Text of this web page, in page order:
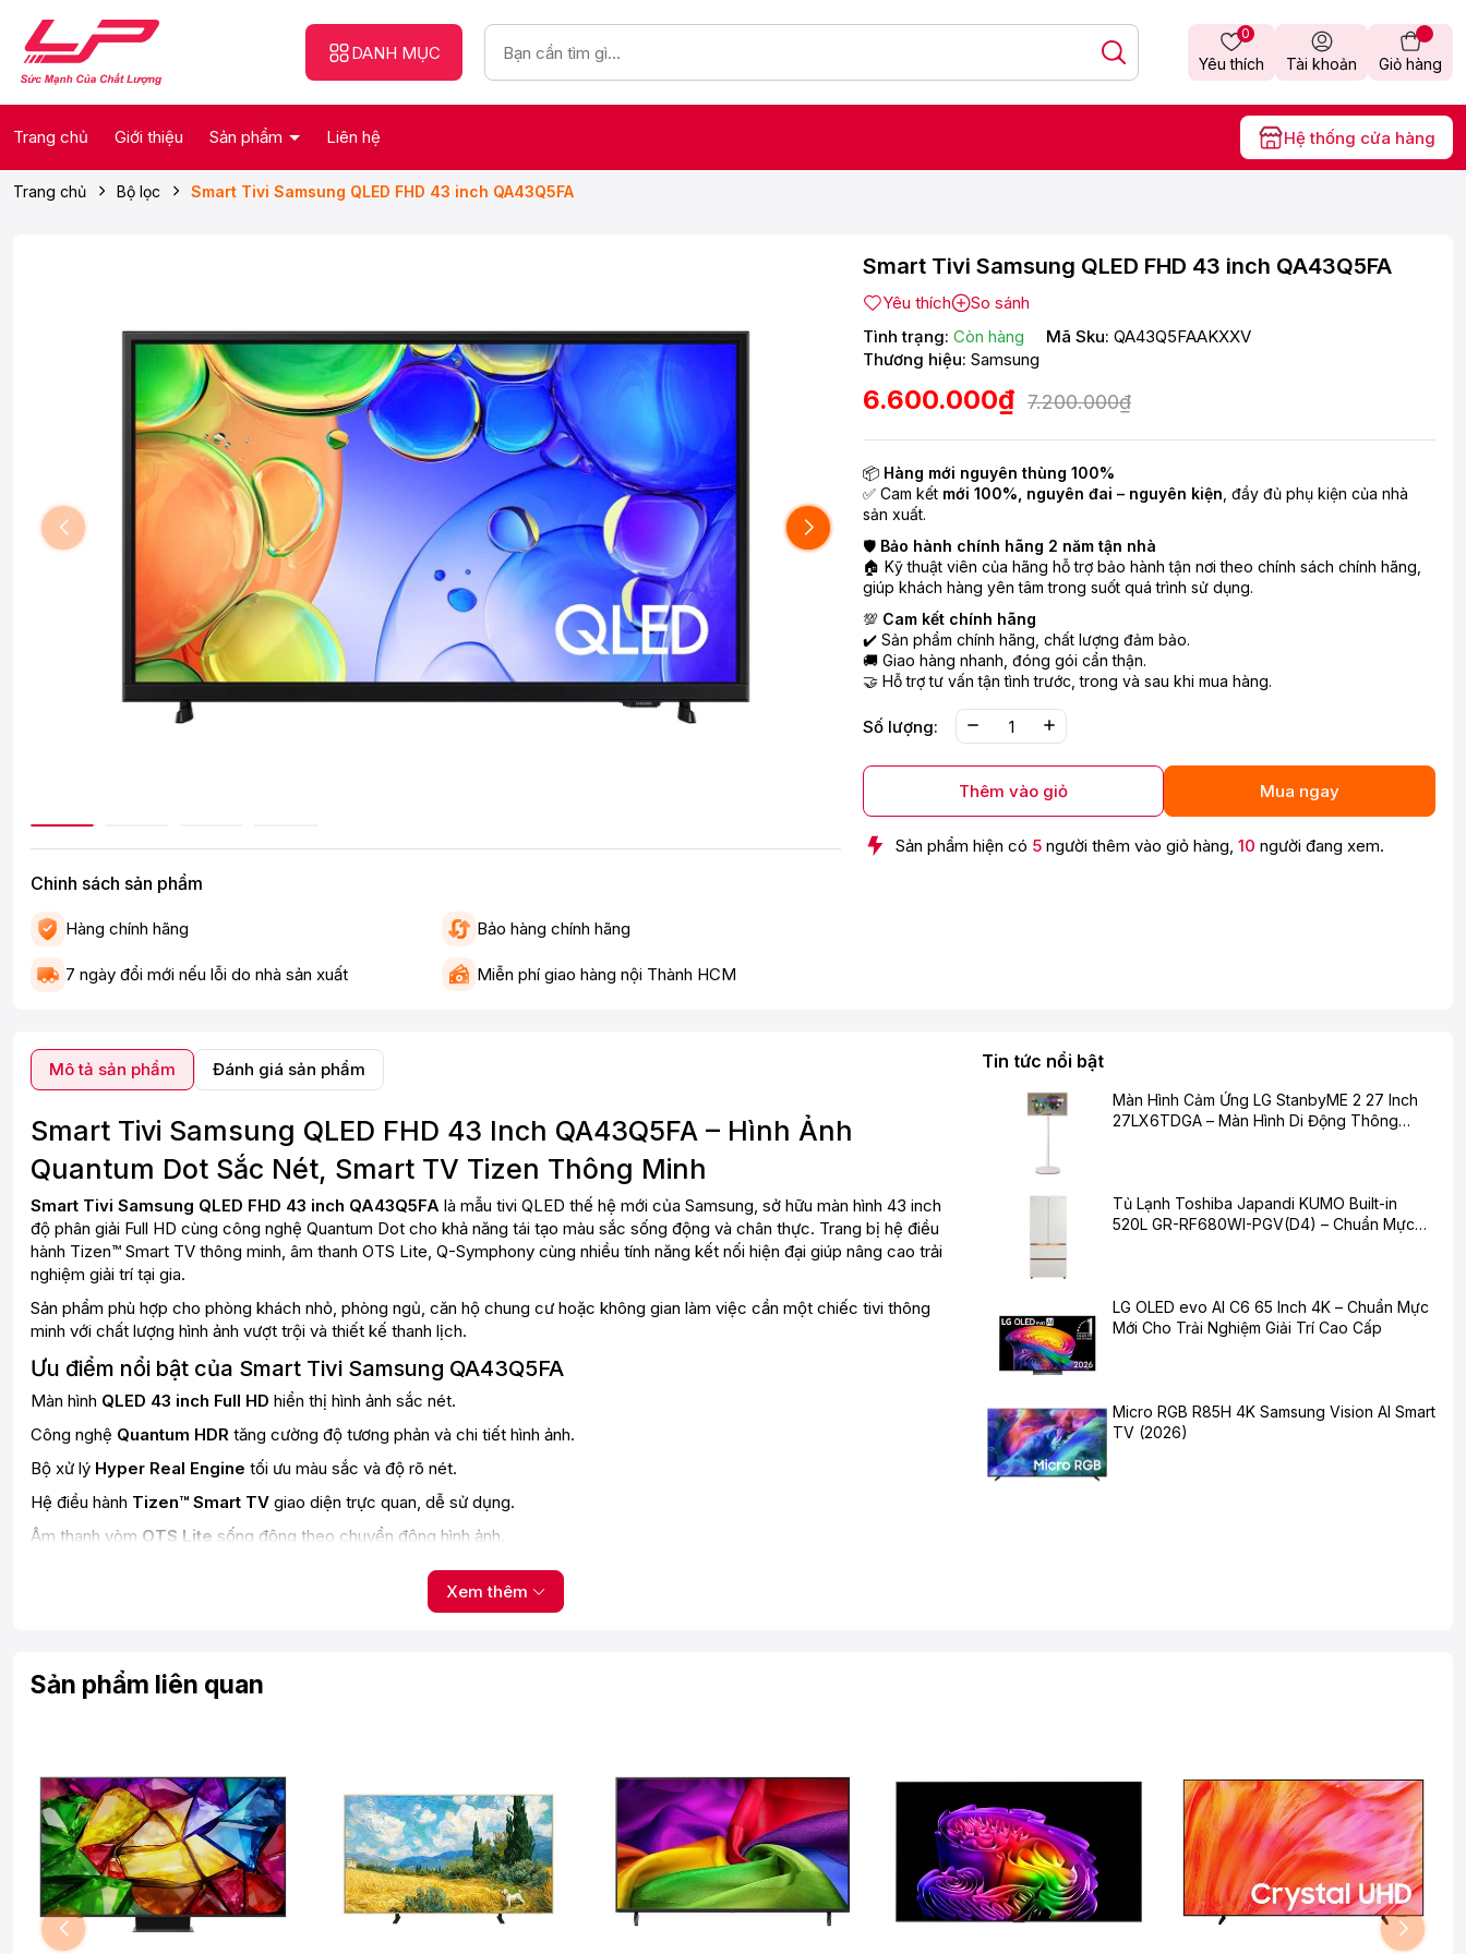
DANH MỤC
Yêu thích
0
Tài khoản Giỏ hàng
Trang chủ Giới thiệu Sản phẩm Liên hệ Hệ thống cửa hàng
Trang chủ Bộ lọc Smart Tivi Samsung QLED FHD 43 inch QA43Q5FA
Chinh sách sản phẩm
Hàng chính hãng Bảo hàng chính hãng
7 ngày đổi mới nếu lỗi do nhà sản xuất Miễn phí giao hàng nội Thành HCM
Smart Tivi Samsung QLED FHD 43 inch QA43Q5FA
Yêu thích
So sánh
Tình trạng: Còn hàng Mã Sku: QA43Q5FAAKXXV
Thương hiệu: Samsung
6.600.000₫ 7.200.000₫
📦 Hàng mới nguyên thùng 100%
✅ Cam kết mới 100%, nguyên đai – nguyên kiện , đầy đủ phụ kiện của nhà
sản xuất.
🛡️ Bảo hành chính hãng 2 năm tận nhà
🏠 Kỹ thuật viên của hãng hỗ trợ bảo hành tận nơi theo chính sách chính hãng,
giúp khách hàng yên tâm trong suốt quá trình sử dụng.
💯 Cam kết chính hãng
✔️ Sản phẩm chính hãng, chất lượng đảm bảo.
🚚 Giao hàng nhanh, đóng gói cẩn thận.
🤝 Hỗ trợ tư vấn tận tình trước, trong và sau khi mua hàng.
Số lượng:
Thêm vào giỏ Mua ngay
Sản phẩm hiện có 5 người thêm vào giỏ hàng, 10 người đang xem.
Mô tả sản phẩm Đánh giá sản phẩm
Smart Tivi Samsung QLED FHD 43 Inch QA43Q5FA – Hình Ảnh
Quantum Dot Sắc Nét, Smart TV Tizen Thông Minh
Smart Tivi Samsung QLED FHD 43 inch QA43Q5FA là mẫu tivi QLED thế hệ mới của Samsung, sở hữu màn hình 43 inch
độ phân giải Full HD cùng công nghệ Quantum Dot cho khả năng tái tạo màu sắc sống động và chân thực. Trang bị hệ điều
hành Tizen™ Smart TV thông minh, âm thanh OTS Lite, Q-Symphony cùng nhiều tính năng kết nối hiện đại giúp nâng cao trải
nghiệm giải trí tại gia.
Sản phẩm phù hợp cho phòng khách nhỏ, phòng ngủ, căn hộ chung cư hoặc không gian làm việc cần một chiếc tivi thông
minh với chất lượng hình ảnh vượt trội và thiết kế thanh lịch.
Ưu điểm nổi bật của Smart Tivi Samsung QA43Q5FA
Màn hình QLED 43 inch Full HD hiển thị hình ảnh sắc nét.
Công nghệ Quantum HDR tăng cường độ tương phản và chi tiết hình ảnh.
Bộ xử lý Hyper Real Engine tối ưu màu sắc và độ rõ nét.
Hệ điều hành Tizen™ Smart TV giao diện trực quan, dễ sử dụng.
Âm thanh vòm OTS Lite sống động theo chuyển động hình ảnh.
đồng bộ loa tivi và loa thanh Samsung.
Thiết kế
Slim Lookthanh mảnh với viền màn hình siêu mỏng.
Công nghệQuantum HDRkết hợp HDR10+ giúp nâng cao độ tương phản, tăng chiều sâu hình ảnh, hiển thị rõ các chi tiết ở
cả vùng sáng và tối.
Ngoài ra, các công nghệ như:
Mega Contrast
Contrast Enhancer
Xem thêm
Tin tức nổi bật
Màn Hình Cảm Ứng LG StanbyME 2 27 Inch
27LX6TDGA – Màn Hình Di Động Thông
Tủ Lạnh Toshiba Japandi KUMO Built-in
520L GR-RF680WI-PGV(D4) – Chuẩn Mực
LG OLED evo AI C6 65 Inch 4K – Chuẩn Mực
Mới Cho Trải Nghiệm Giải Trí Cao Cấp
Micro RGB R85H 4K Samsung Vision AI Smart
TV (2026)
Sản phẩm liên quan